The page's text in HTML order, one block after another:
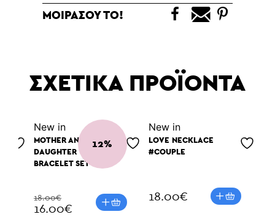
ΜΟΙΡΑΣΟΥ ΤΟ!
ΣΧΕΤΙΚΑ ΠΡΟΪΟΝΤΑ
12%
Νew in
MOTHER AND
DAUGHTER
BRACELET SET
18.00€
16.00€
Νew in
LOVE NECKLACE
#COUPLE
18.00€